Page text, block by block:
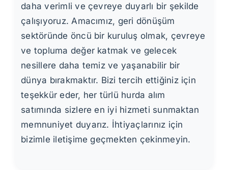
daha verimli ve çevreye duyarlı bir şekilde
çalışıyoruz. Amacımız, geri dönüşüm
sektöründe öncü bir kuruluş olmak, çevreye
ve topluma değer katmak ve gelecek
nesillere daha temiz ve yaşanabilir bir
dünya bırakmaktır. Bizi tercih ettiğiniz için
teşekkür eder, her türlü hurda alım
satımında sizlere en iyi hizmeti sunmaktan
memnuniyet duyarız. İhtiyaçlarınız için
bizimle iletişime geçmekten çekinmeyin.